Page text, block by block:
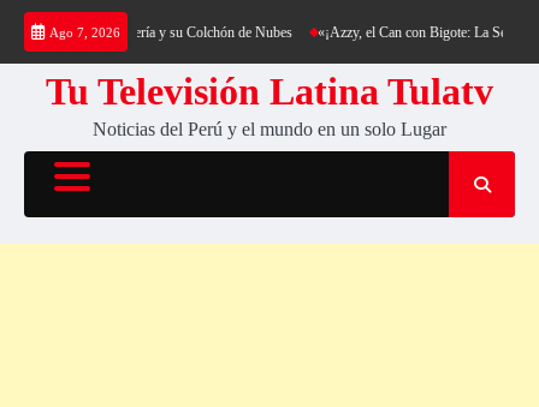
Saltar
contenido
Ago 7, 2026
al Cerro Cantería y su Colchón de Nubes «¡Azzy, el Can con Bigote: La Sensación
Tu Televisión Latina Tulatv
Noticias del Perú y el mundo en un solo Lugar